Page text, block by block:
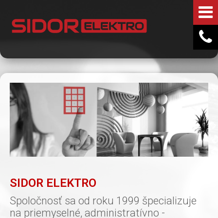
SIDOR ELEKTRO
Spoločnosť sa od roku 1999 špecializuje
na priemyselné, administratívno -